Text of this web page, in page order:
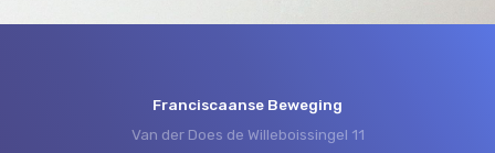
Franciscaanse Beweging
Van der Does de Willeboissingel 11